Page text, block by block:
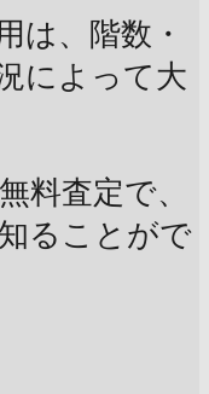
は、階数・
によって大
料査定で、
ることがで